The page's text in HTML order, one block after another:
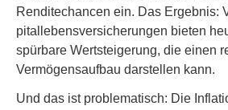
Renditechancen ein. Das Ergebnis:
pi­tal­le­bens­ver­si­che­rungen bieten
spürbare Wertsteigerung, die einen
Vermögensaufbau darstellen kann.
Und das ist problematisch: Die